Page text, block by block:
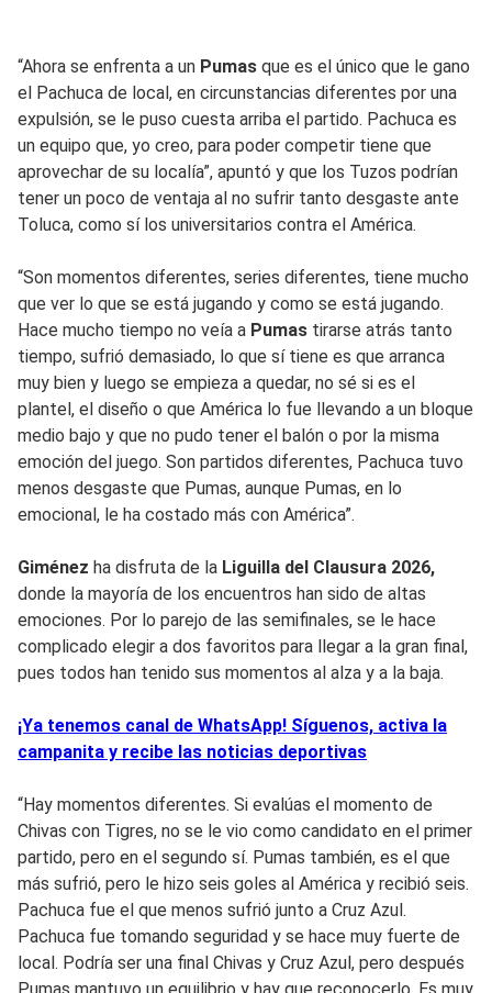
“Ahora se enfrenta a un Pumas que es el único que le gano
el Pachuca de local, en circunstancias diferentes por una
expulsión, se le puso cuesta arriba el partido. Pachuca es
un equipo que, yo creo, para poder competir tiene que
aprovechar de su localía”, apuntó y que los Tuzos podrían
tener un poco de ventaja al no sufrir tanto desgaste ante
Toluca, como sí los universitarios contra el América.
“Son momentos diferentes, series diferentes, tiene mucho
que ver lo que se está jugando y como se está jugando.
Hace mucho tiempo no veía a Pumas tirarse atrás tanto
tiempo, sufrió demasiado, lo que sí tiene es que arranca
muy bien y luego se empieza a quedar, no sé si es el
plantel, el diseño o que América lo fue llevando a un bloque
medio bajo y que no pudo tener el balón o por la misma
emoción del juego. Son partidos diferentes, Pachuca tuvo
menos desgaste que Pumas, aunque Pumas, en lo
emocional, le ha costado más con América”.
Giménez ha disfruta de la Liguilla del Clausura 2026,
donde la mayoría de los encuentros han sido de altas
emociones. Por lo parejo de las semifinales, se le hace
complicado elegir a dos favoritos para llegar a la gran final,
pues todos han tenido sus momentos al alza y a la baja.
¡Ya tenemos canal de WhatsApp! Síguenos, activa la
campanita y recibe las noticias deportivas
“Hay momentos diferentes. Si evalúas el momento de
Chivas con Tigres, no se le vio como candidato en el primer
partido, pero en el segundo sí. Pumas también, es el que
más sufrió, pero le hizo seis goles al América y recibió seis.
Pachuca fue el que menos sufrió junto a Cruz Azul.
Pachuca fue tomando seguridad y se hace muy fuerte de
local. Podría ser una final Chivas y Cruz Azul, pero después